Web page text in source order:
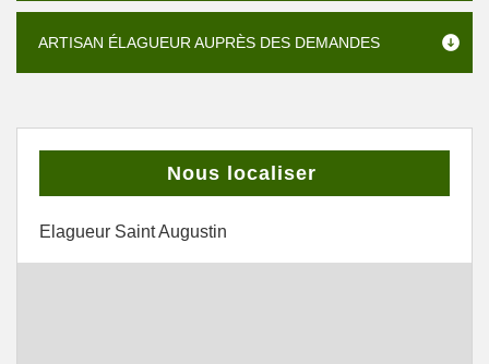
ARTISAN ÉLAGUEUR AUPRÈS DES DEMANDES
Nous localiser
Elagueur Saint Augustin